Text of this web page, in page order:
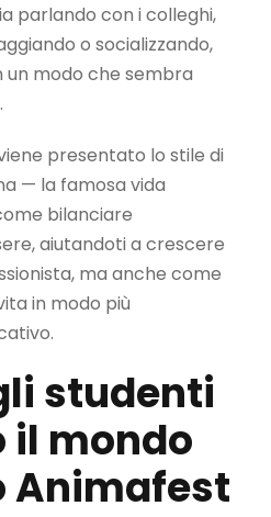
parlando con i colleghi,
o socializzando,
un modo che sembra
presentato lo stile di
— la famosa vida
bilanciare
aiutandoti a crescere
ma anche come
in modo più
studenti
il mondo
Animafest